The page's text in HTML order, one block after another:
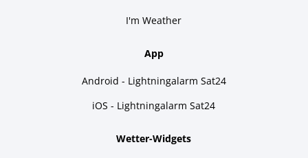
I'm Weather
App
Android - Lightningalarm Sat24
iOS - Lightningalarm Sat24
Wetter-Widgets